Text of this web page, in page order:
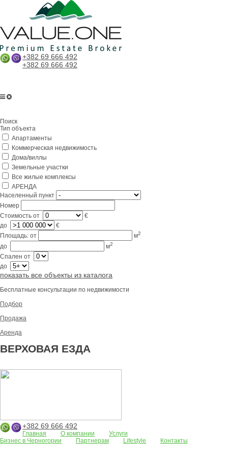
+382 69 666 492
+382 69 666 492
Lifestyle
Контакты
Поиск
Тип объекта
Апартаменты
Коммерческая недвижимость
Дома/виллы
Земельные участки
Все жилые комплексы
АРЕНДА
Населенный пункт
Номер
Стоимость от
€
до
€
Площадь: от м2
до м2
Спален от
до
показать все объекты из каталога
Бесплатные консультации по недвижимости
Подбор
Продажа
Аренда
ВЕРХОВАЯ ЕЗДА
+382 69 666 492
Главная О компании
Услуги
Бизнес в Черногории
Партнерам Lifestyle Контакты